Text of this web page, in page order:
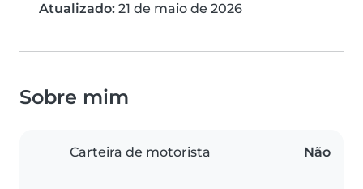
Atualizado: 21 de maio de 2026
Sobre mim
Carteira de motorista Não